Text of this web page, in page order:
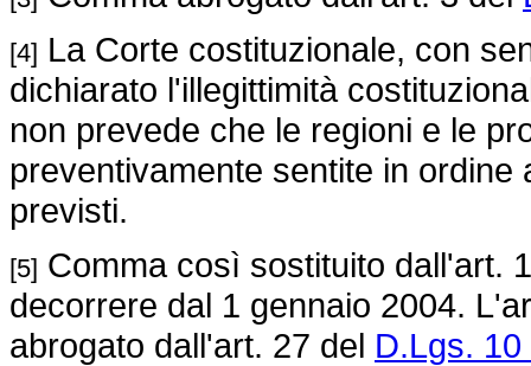
[4] La Corte costituzionale, con
dichiarato l'illegittimità
non prevede che le regioni e le
preventivamente sentite in
previsti.
[5] Comma così sostituito dall'art.
decorrere dal 1 gennaio 2004.
abrogato dall'art. 27 del D.Lgs.